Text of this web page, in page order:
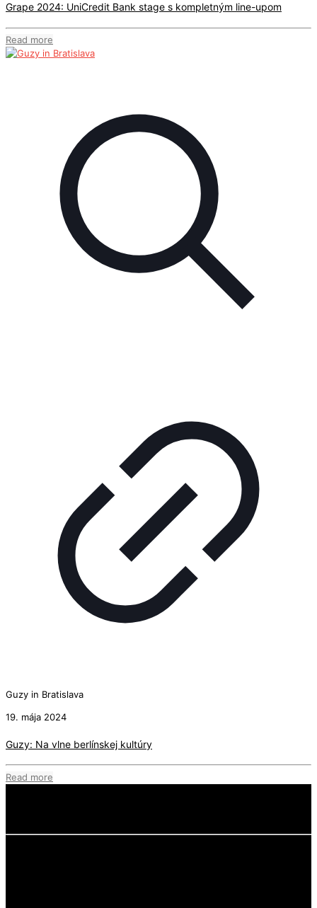
Grape 2024: UniCredit Bank stage s kompletným line-upom
Read more
Guzy in Bratislava
19. mája 2024
Guzy: Na vlne berlínskej kultúry
Read more